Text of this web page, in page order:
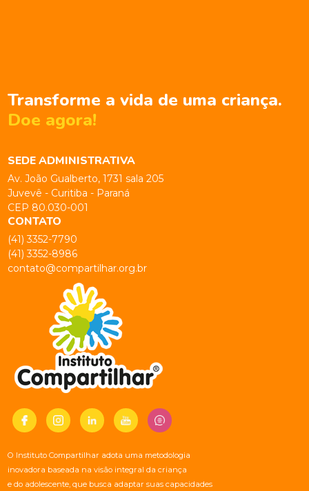
Transforme a vida de uma criança.
Doe agora!
SEDE ADMINISTRATIVA
Av. João Gualberto, 1731 sala 205
Juvevê - Curitiba - Paraná
CEP 80.030-001
CONTATO
(41) 3352-7790
(41) 3352-8986
contato@compartilhar.org.br
O Instituto Compartilhar adota uma metodologia
inovadora baseada na visão integral da criança
e do adolescente, que busca adaptar suas capacidades